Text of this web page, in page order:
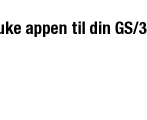
appen til din GS/3